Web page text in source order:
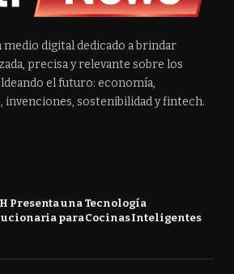
medio digital dedicado a brindar
precisa y relevante sobre los
el futuro: economía,
invenciones, sostenibilidad y fintech.
Presenta una Tecnología
para Cocinas Inteligentes